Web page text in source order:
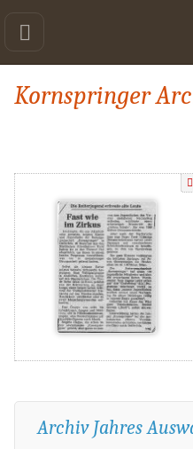
Kornspringer
Archiv Jahres